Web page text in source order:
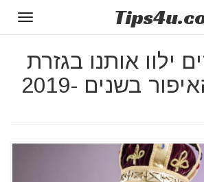
Tips4u
ילוו אותנו בגזרת
האופנה והאיפור בשנים 2019-